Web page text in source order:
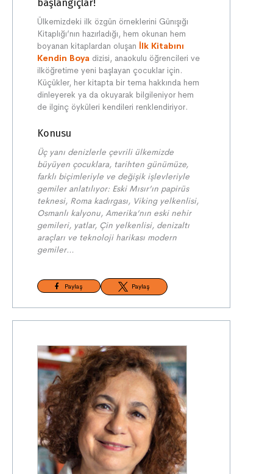
başlangıçlar!
Ülkemizdeki ilk özgün örneklerini Günışığı
Kitaplığı’nın hazırladığı, hem okunan hem
boyanan kitaplardan oluşan İlk Kitabını
Kendin Boya dizisi, anaokulu öğrencileri ve
ilköğretime yeni başlayan çocuklar için.
Küçükler, her kitapta bir tema hakkında hem
dinleyerek ya da okuyarak bilgileniyor hem
de ilginç öyküleri kendileri renklendiriyor.
Konusu
Üç yanı denizlerle çevrili ülkemizde
büyüyen çocuklara, tarihten günümüze,
farklı biçimleriyle ve değişik işlevleriyle
gemiler anlatılıyor: Eski Mısır’ın papirüs
teknesi, Roma kadırgası, Viking yelkenlisi,
Osmanlı kalyonu, Amerika’nın eski nehir
gemileri, yatlar, Çin yelkenlisi, denizaltı
araçları ve teknoloji harikası modern
gemiler…
Paylaş Paylaş